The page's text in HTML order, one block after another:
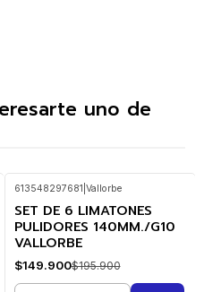
uno de
-23%
OFF
613548297681 Vallorbe
SET DE 6 LIMATONES
PULIDORES 140MM./G10
VALLORBE
$149.900$195.900